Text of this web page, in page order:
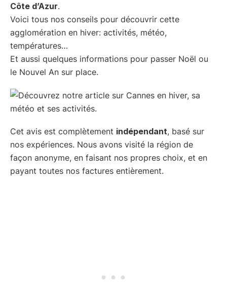
Côte d’Azur.
Voici tous nos conseils pour découvrir cette
agglomération en hiver: activités, météo,
températures…
Et aussi quelques informations pour passer Noël ou
le Nouvel An sur place.
Cet avis est complètement indépendant, basé sur
nos expériences. Nous avons visité la région de
façon anonyme, en faisant nos propres choix, et en
payant toutes nos factures entièrement.